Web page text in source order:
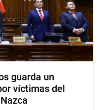
consumidores en los
de su salud.
E IMAGEN
guarda un
víctimas del